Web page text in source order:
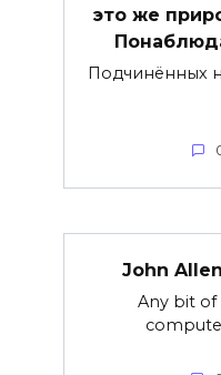
это же
Подчинённых
John
Any bit of